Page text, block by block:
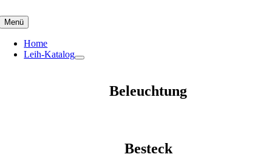
to
content
Menü
Home
Leih-Katalog
Beleuchtung
Besteck